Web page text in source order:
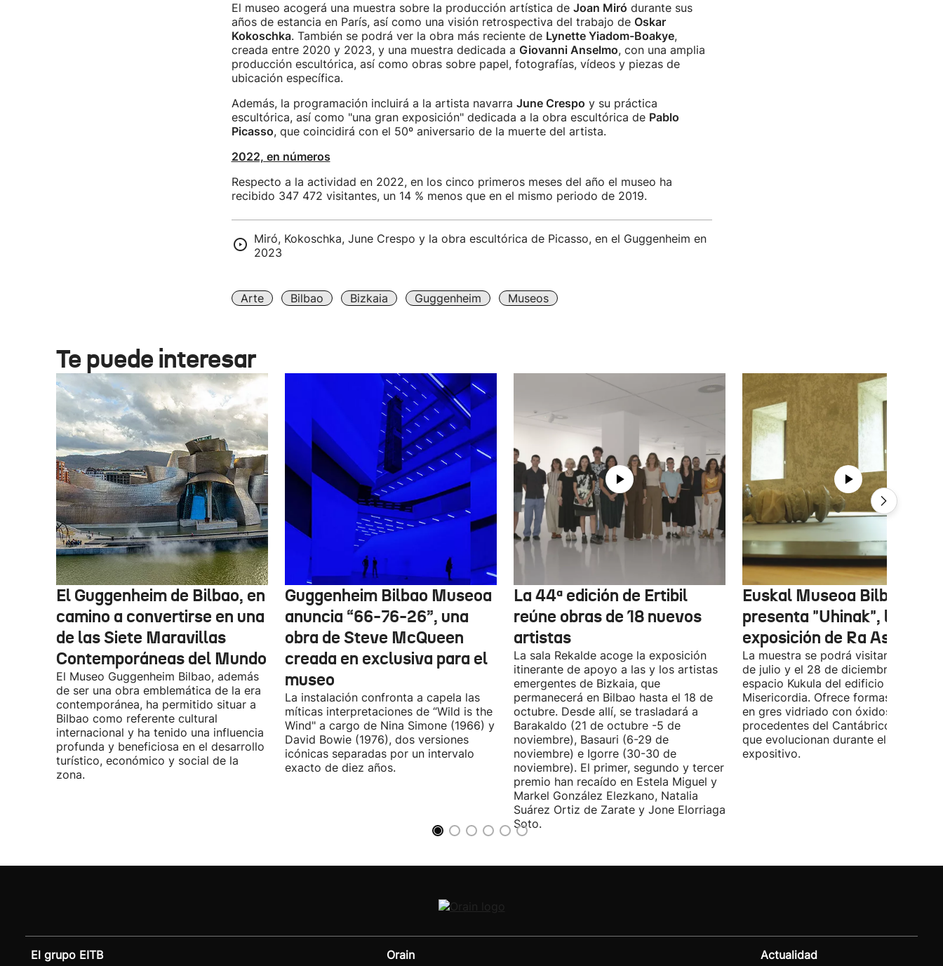
El museo acogerá una muestra sobre la producción artística de Joan Miró durante sus
años de estancia en París, así como una visión retrospectiva del trabajo de Oskar
Kokoschka. También se podrá ver la obra más reciente de Lynette Yiadom-Boakye,
creada entre 2020 y 2023, y una muestra dedicada a Giovanni Anselmo, con una amplia
producción escultórica, así como obras sobre papel, fotografías, vídeos y piezas de
ubicación específica.
Además, la programación incluirá a la artista navarra June Crespo y su práctica
escultórica, así como "una gran exposición" dedicada a la obra escultórica de Pablo
Picasso, que coincidirá con el 50º aniversario de la muerte del artista.
2022, en números
Respecto a la actividad en 2022, en los cinco primeros meses del año el museo ha
recibido 347 472 visitantes, un 14 % menos que en el mismo periodo de 2019.
Miró, Kokoschka, June Crespo y la obra escultórica de Picasso, en el Guggenheim en
2023
Arte Bilbao Bizkaia Guggenheim Museos
Te puede interesar
El Guggenheim de Bilbao, en
camino a convertirse en una
de las Siete Maravillas
Contemporáneas del Mundo
El Museo Guggenheim Bilbao, además
de ser una obra emblemática de la era
contemporánea, ha permitido situar a
Bilbao como referente cultural
internacional y ha tenido una influencia
profunda y beneficiosa en el desarrollo
turístico, económico y social de la
zona.
Guggenheim Bilbao Museoa
anuncia “66-76-26”, una
obra de Steve McQueen
creada en exclusiva para el
museo
La instalación confronta a capela las
míticas interpretaciones de “Wild is the
Wind" a cargo de Nina Simone (1966) y
David Bowie (1976), dos versiones
icónicas separadas por un intervalo
exacto de diez años.
La 44ª edición de Ertibil
reúne obras de 18 nuevos
artistas
La sala Rekalde acoge la exposición
itinerante de apoyo a las y los artistas
emergentes de Bizkaia, que
permanecerá en Bilbao hasta el 18 de
octubre. Desde allí, se trasladará a
Barakaldo (21 de octubre -5 de
noviembre), Basauri (6-29 de
noviembre) e Igorre (30-30 de
noviembre). El primer, segundo y tercer
premio han recaído en Estela Miguel y
Markel González Elezkano, Natalia
Suárez Ortiz de Zarate y Jone Elorriaga
Soto.
Euskal Museoa Bilbao
presenta "Uhinak", la
exposición de Ra Asensi
La muestra se podrá visitar entre el 8
de julio y el 28 de diciembre en el
espacio Kukula del edificio
Misericordia. Ofrece formas
en gres vidriado con óxidos y algas
procedentes del Cantábrico,
que evolucionan durante el periodo
expositivo.
El grupo EITB Orain Actualidad